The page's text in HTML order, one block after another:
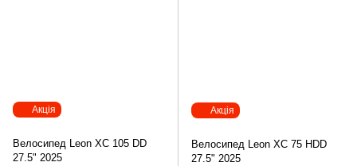
Акція
Велосипед Leon XC 105 DD
27.5" 2025
Акція
Велосипед Leon XC 75 HDD
27.5" 2025